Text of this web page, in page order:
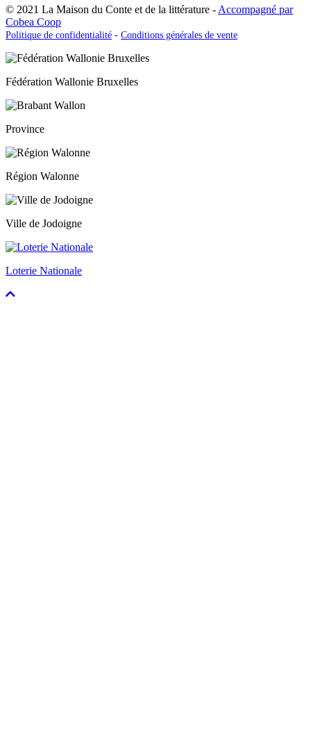
© 2021 La Maison du Conte et de la littérature - Accompagné par
Cobea Coop
Politique de confidentialité - Conditions générales de vente
Fédération Wallonie Bruxelles
Province
Région Walonne
Ville de Jodoigne
Loterie Nationale
Faire